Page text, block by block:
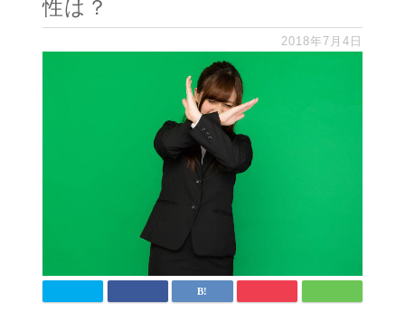
性は？
2018年7月4日